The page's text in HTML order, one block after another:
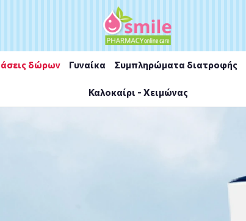
δώρων Γυναίκα Συμπληρώματα διατροφής
Καλοκαίρι - Χειμώνας